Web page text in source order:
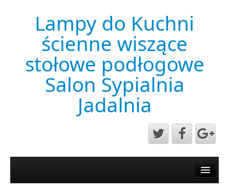
Lampy do Kuchni
ścienne wiszące
stołowe podłogowe
Salon Sypialnia
Jadalnia